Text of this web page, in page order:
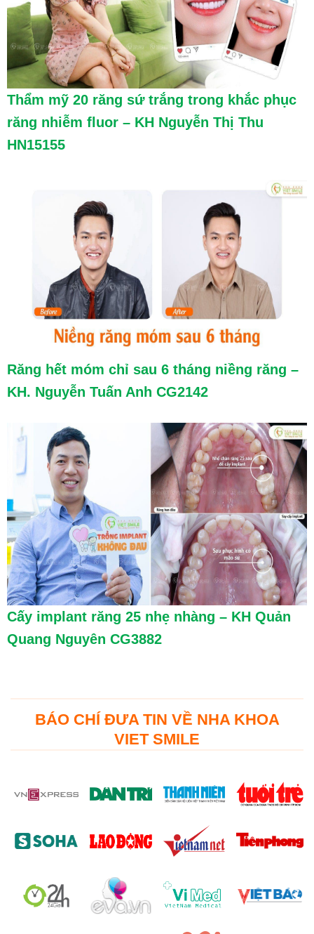
Thẩm mỹ 20 răng sứ trắng trong khắc phục
răng nhiễm fluor – KH Nguyễn Thị Thu
HN15155
Răng hết móm chỉ sau 6 tháng niềng răng –
KH. Nguyễn Tuấn Anh CG2142
Cấy implant răng 25 nhẹ nhàng – KH Quản
Quang Nguyên CG3882
BÁO CHÍ ĐƯA TIN VỀ NHA KHOA
VIET SMILE